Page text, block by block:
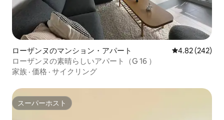
ローザンヌのマンション・アパート レビュー242
4.82 (242)
ローザンヌの素晴らしいアパート（G 16 ）
家族 · 価格 · サイクリング
スーパーホスト
スーパーホスト